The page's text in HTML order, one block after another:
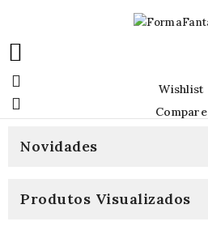

 Wishlist
 Compare
Novidades
Produtos Visualizados